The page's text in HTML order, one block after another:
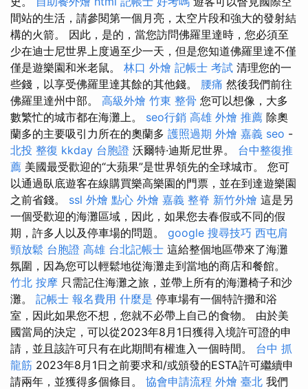
間站的生活，請參閱第一個月亮，太空片段和強大的發射結
構的火箭。 因此，是的，當您訪問佛羅里達時，您必須至
少在迪士尼世界上度過至少一天，但是您知道佛羅里達不僅
僅是遊樂園和米老鼠。 林口 外燴 記帳士 考試 清理您的一
些錢，以享受佛羅里達其餘的其他錢。 腰痛 然後我們前往
佛羅里達州中部。 高級外燴 竹東 整骨 您可以想像，大多
數繁忙的城市都在海灘上。 seo行銷 高雄 外燴 推薦 除奧
蘭多的主要吸引力所在的奧蘭多 護照過期 外燴 嘉義 seo -
北投 整復 kkday 台胞證 沃爾特·迪斯尼世界。 台中整復推
薦 美國最受歡迎的“大蘋果”是世界領先的全球城市。 您可
以通過臥底遊客在線購買樂高樂園的門票，並在到達遊樂園
之前省錢。 ssl 外燴 點心 外燴 嘉義 整脊 新竹外燴 這是另
一個受歡迎的海灘區域，因此，如果您去春假或不同的假
期，許多人以及停車場的問題。 google 搜尋技巧 西屯肩
頸放鬆 台胞證 高雄 台北記帳士 這給整個地區帶來了海灘
氛圍，因為您可以輕鬆地從海灘走到當地的商店和餐館。
竹北 按摩 只需記住海灘之旅，並帶上所有的海灘椅子和沙
灘。 記帳士 報名費用 什麼是 停車場有一個特許攤和浴
室，因此如果您不想，您就不必帶上自己的食物。 由於美
國當局的決定，可以從2023年8月1日獲得入境許可證的申
請，並且該許可只有在此期間有權進入一個時間。 台中 抓
龍筋 2023年8月1日之前要求和/或頒發的ESTA許可繼續申
請兩年，並獲得多個條目。 協會申請流程 外燴 臺北 我們